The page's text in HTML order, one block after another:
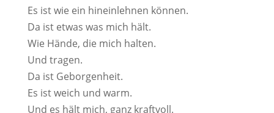
Es ist wie ein hineinlehnen können.
Da ist etwas was mich hält.
Wie Hände, die mich halten.
Und tragen.
Da ist Geborgenheit.
Es ist weich und warm.
Und es hält mich, ganz kraftvoll.